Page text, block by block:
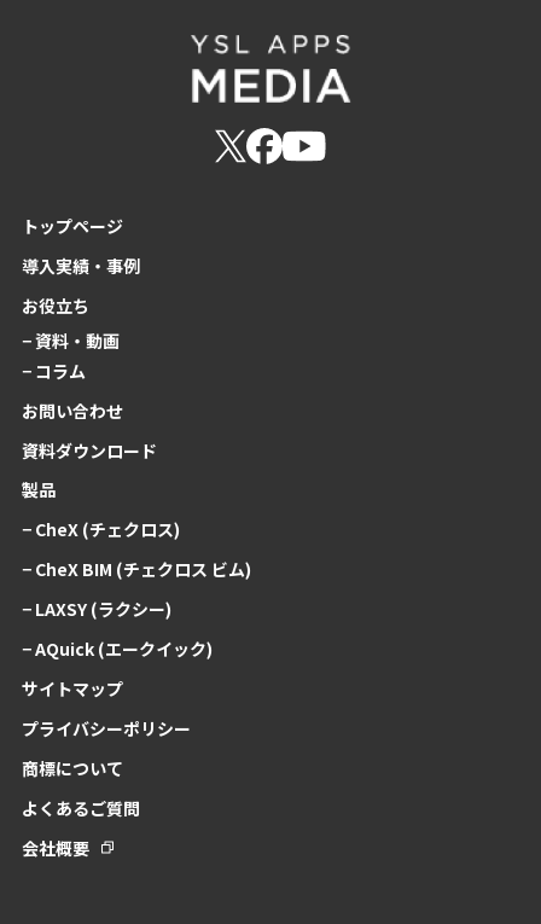
トップページ
導入実績・事例
お役立ち
− 資料・動画
− コラム
お問い合わせ
資料ダウンロード
製品
− CheX (チェクロス)
− CheX BIM (チェクロス ビム)
− LAXSY (ラクシー)
− AQuick (エークイック)
サイトマップ
プライバシーポリシー
商標について
よくあるご質問
会社概要